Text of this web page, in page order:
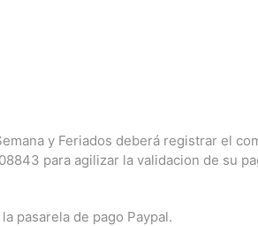
y Feriados deberá registrar el
para agilizar la validacion de su
pasarela de pago Paypal.